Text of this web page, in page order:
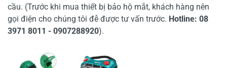
cầu. (Trước khi mua thiết bị bảo hộ mắt, khách hàng nên
gọi điện cho chúng tôi đễ được tư vấn trước. Hotline: 08
3971 8011 - 0907288920).